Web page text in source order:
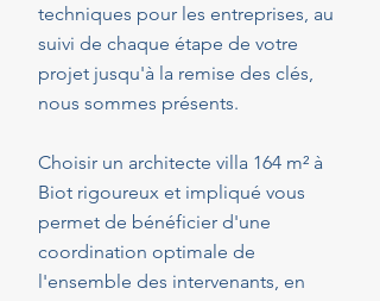
techniques pour les entreprises, au
suivi de chaque étape de votre
projet jusqu'à la remise des clés,
nous sommes présents.
Choisir un architecte villa 164 m² à
Biot rigoureux et impliqué vous
permet de bénéficier d'une
coordination optimale de
l'ensemble des intervenants, en